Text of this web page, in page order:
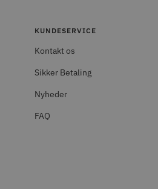
KUNDESERVICE
Kontakt os
Sikker Betaling
Nyheder
FAQ